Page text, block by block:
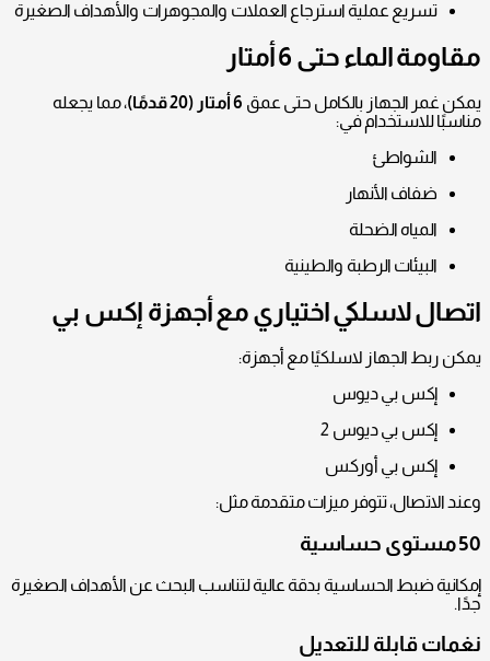
تسريع عملية استرجاع العملات والمجوهرات والأهداف الصغيرة
مقاومة الماء حتى 6 أمتار
يمكن غمر الجهاز بالكامل حتى عمق 6 أمتار (20 قدمًا)
، مما يجعله
مناسبًا للاستخدام في:
الشواطئ
ضفاف الأنهار
المياه الضحلة
البيئات الرطبة والطينية
اتصال لاسلكي اختياري مع أجهزة إكس بي
يمكن ربط الجهاز لاسلكيًا مع أجهزة:
إكس بي ديوس
إكس بي ديوس 2
إكس بي أوركس
وعند الاتصال، تتوفر ميزات متقدمة مثل:
50 مستوى حساسية
إمكانية ضبط الحساسية بدقة عالية لتناسب البحث عن الأهداف الصغيرة
جدًا.
نغمات قابلة للتعديل